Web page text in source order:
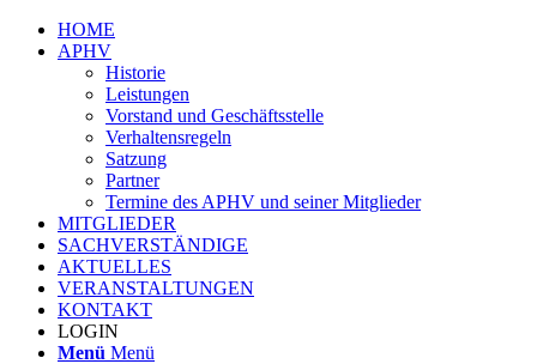
HOME
APHV
Historie
Leistungen
Vorstand und Geschäftsstelle
Verhaltensregeln
Satzung
Partner
Termine des APHV und seiner Mitglieder
MITGLIEDER
SACHVERSTÄNDIGE
AKTUELLES
VERANSTALTUNGEN
KONTAKT
LOGIN
Menü Menü